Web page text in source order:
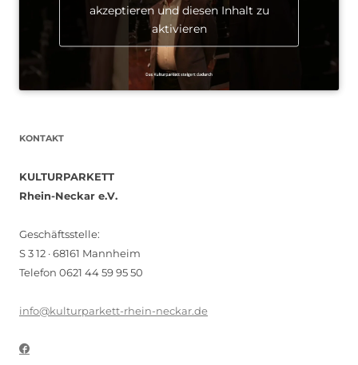
akzeptieren und diesen Inhalt zu
aktivieren
KONTAKT
KULTURPARKETT
Rhein-Neckar e.V.
Geschäftsstelle:
S 3 12 · 68161 Mannheim
Telefon 0621 44 59 95 50
info@kulturparkett-rhein-neckar.de